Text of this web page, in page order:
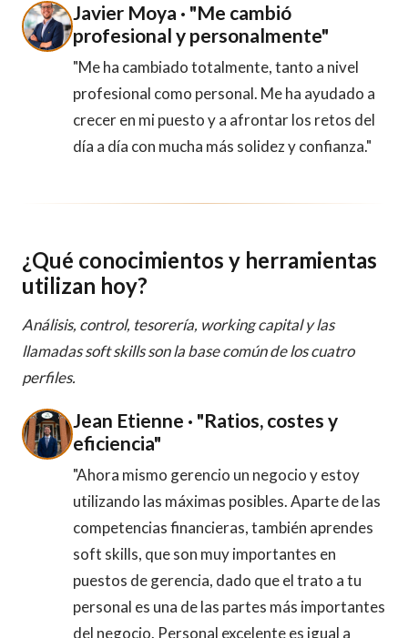
Javier Moya · "Me cambió
profesional y personalmente"
"Me ha cambiado totalmente, tanto a nivel
profesional como personal. Me ha ayudado a
crecer en mi puesto y a afrontar los retos del
día a día con mucha más solidez y confianza."
¿Qué conocimientos y herramientas
utilizan hoy?
Análisis, control, tesorería, working capital y las
llamadas soft skills son la base común de los cuatro
perfiles.
Jean Etienne · "Ratios, costes y
eficiencia"
"Ahora mismo gerencio un negocio y estoy
utilizando las máximas posibles. Aparte de las
competencias financieras, también aprendes
soft skills, que son muy importantes en
puestos de gerencia, dado que el trato a tu
personal es una de las partes más importantes
del negocio. Personal excelente es igual a